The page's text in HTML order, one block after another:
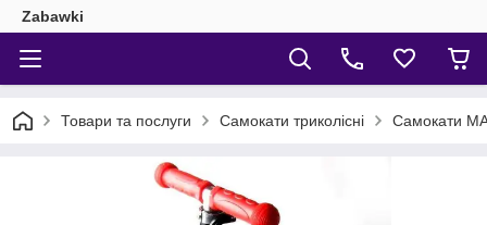
Zabawki
Товари та послуги Самокати триколісні Самокати